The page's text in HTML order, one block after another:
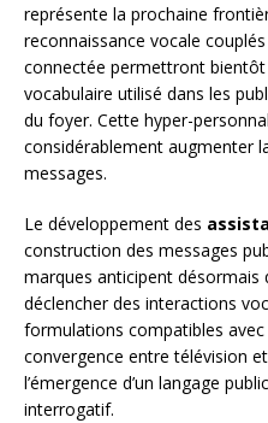
représente la prochaine
reconnaissance vocale
connectée permettront bientôt
vocabulaire utilisé dans les
du foyer. Cette hyper-
considérablement augmenter
messages.
Le développement des
construction des messages
marques anticipent désormais
déclencher des interactions
formulations compatibles
convergence entre télévision
l’émergence d’un langage
interrogatif.